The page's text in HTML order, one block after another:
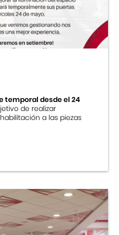
Japonés
Japonesa
temporal desde el 24
de realizar
a las piezas